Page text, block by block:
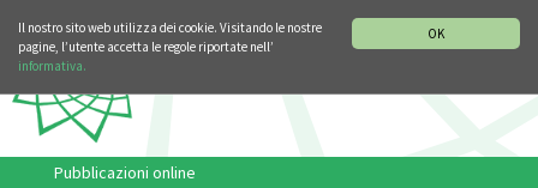
OK
Il nostro sito web utilizza dei cookie. Visitando le nostre
pagine, l’utente accetta le regole riportate nell’
informativa.
Pubblicazioni online